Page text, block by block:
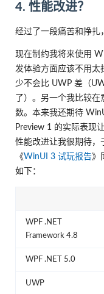
4. 性能改进？
经过了一段痛苦和挣扎
现在制约我将来使用
发体验方面应该不用太
少不会比 UWP 差（
了）。另一个我比较
数。本来我还期待
Preview 1 的实际表现
性能改进让我很期待，
《WinUI 3 试玩报告》
如下：
WPF .NET
Framework 4.8
WPF .NET 5.0
UWP